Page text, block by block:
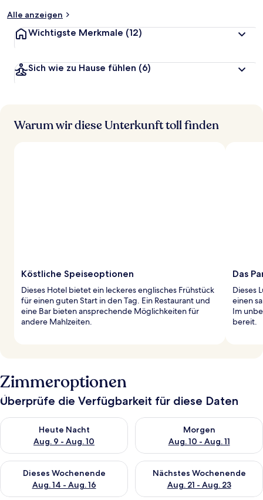
Alle anzeigen
Wichtigste Merkmale (12)
Sich wie zu Hause fühlen (6)
Warum wir diese Unterkunft toll finden
Köstliche Speiseoptionen
Dieses Hotel bietet ein leckeres englisches Frühstück
für einen guten Start in den Tag. Ein Restaurant und
eine Bar bieten ansprechende Möglichkeiten für
andere Mahlzeiten.
Das
Dieses
einen
Im
bereit.
Zimmeroptionen
Überprüfe die Verfügbarkeit für diese Daten
Heute Nacht
Aug. 9 - Aug. 10
Überprüfe die Verfügbarkeit für heute Nacht, Aug. 9 - Aug.
Morgen
Aug. 10 - Aug. 11
Überprüfe die Verfügbarkeit
Dieses Wochenende
Aug. 14 - Aug. 16
Überprüfe die Verfügbarkeit für dieses Wochenende, Aug. 14
Nächstes Wochenende
Aug. 21 - Aug. 23
Überprüfe die Verfügbarkeit